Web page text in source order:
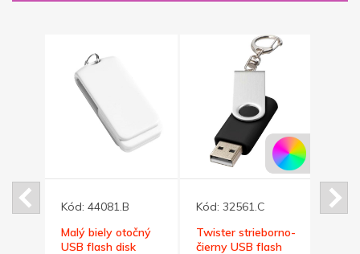
Kód: 44081.B
Malý biely otočný
USB flash disk
Kód: 32561.C
Twister strieborno-
čierny USB flash
Kód: